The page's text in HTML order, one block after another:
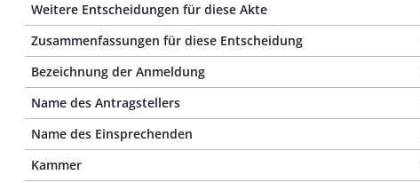
Weitere Entscheidungen für diese Akte
Zusammenfassungen für diese Entscheidung
Bezeichnung der Anmeldung
Name des Antragstellers
Name des Einsprechenden
Kammer